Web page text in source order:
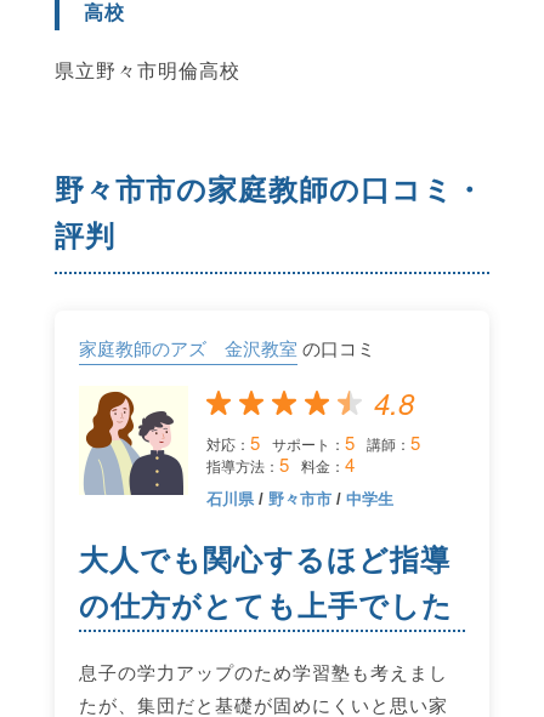
高校
県立野々市明倫高校
野々市市の家庭教師の口コミ・
評判
家庭教師のアズ 金沢教室 の口コミ
4.8
対応： 5 サポート： 5 講師： 5
指導方法： 5 料金： 4
石川県/ 野々市市/ 中学生
大人でも関心するほど指導
の仕方がとても上手でした
息子の学力アップのため学習塾も考えまし
たが、集団だと基礎が固めにくいと思い家